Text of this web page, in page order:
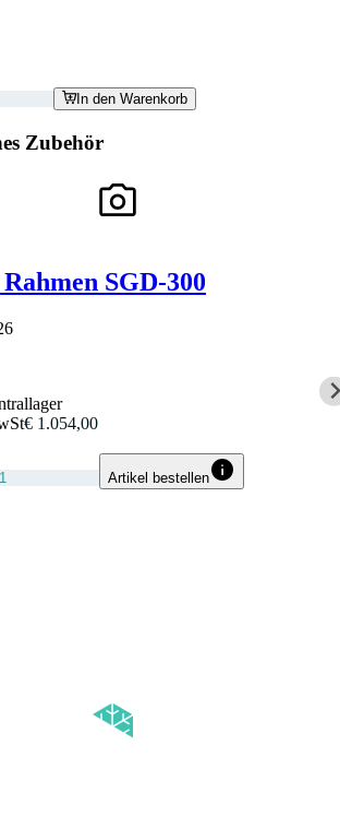
In den Warenkorb
Zubehör
SGD-300
€ 1.054,00
Artikel bestellen